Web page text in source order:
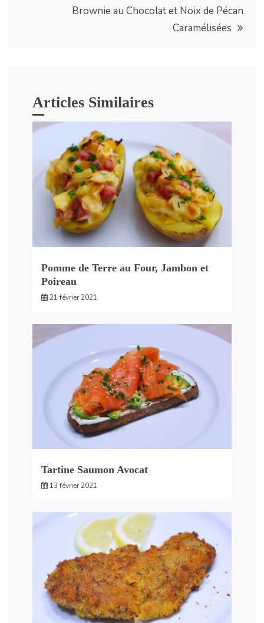
Brownie au Chocolat et Noix de Pécan
Caramélisées
Articles Similaires
Pomme de Terre au Four, Jambon et
Poireau
21 février 2021
Tartine Saumon Avocat
13 février 2021